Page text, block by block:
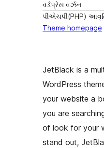
વર્ડપ્રેસ વર્ઝન
પીએચપી(PHP)
Theme homepage
JetBlack is a
WordPress
your website a
you are
of look for your
stand out,